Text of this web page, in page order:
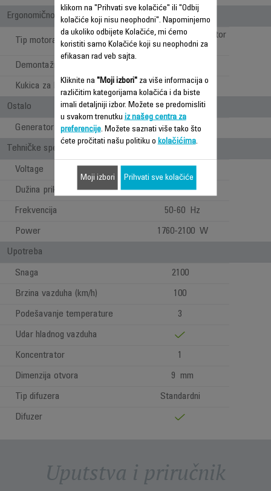
Ergonomičnost/udobnost pri upotrebi
Tip motora
Profesionalni AC motor
Demontažna rešetka
Kukica za kačenje
Ostalo
Generator jona Nije primenjivo
Tehničke specifikacije
Voltage
Dužina priključnog kabla 1,8 m
Frekvencija 50-60 Hz
Power 1760-2100 W
Upotreba
Snaga 2100
Brzina vazduha (km/h) 100
Podešavanje temperature 3
Udar hladnog vazduha
Koncentrator 1
Dimenzija otvora 9 mm
Tip difuzera Standardni
Difuzer
Uputstva i priručnik
klikom na "Prihvati sve kolačiće" ili "Odbij
kolačiće koji nisu neophodni". Napominjemo
da ukoliko odbijete Kolačiće, mi ćemo
koristiti samo Kolačiće koji su neophodni za
efikasan rad veb sajta.
Kliknite na "Moji izbori"za više informacija o
različitim kategorijama kolačića i da biste
imali detaljniji izbor. Možete se predomisliti
u svakom trenutku iz našeg centra za
preferencije. Možete saznati više tako što
ćete pročitati našu politiku o kolačićima.
Moji izbori Prihvati sve kolačiće